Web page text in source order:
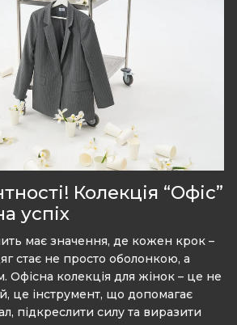
Колекція “Офіс”
успіх
має значення, де кожен крок –
стає не просто оболонкою, а
Офісна колекція для жінок – це не
це інструмент, що допомагає
підкреслити силу та виразити